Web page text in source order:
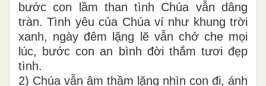
bước con lầm than tình Chúa vẫn dâng
tràn. Tình yêu của Chúa ví như khung trời
xanh, ngày đêm lặng lẽ vẫn chở che mọi
lúc, bước con an bình đời thắm tươi đẹp
tình.
2) Chúa vẫn âm thầm lặng nhìn con đi, ánh